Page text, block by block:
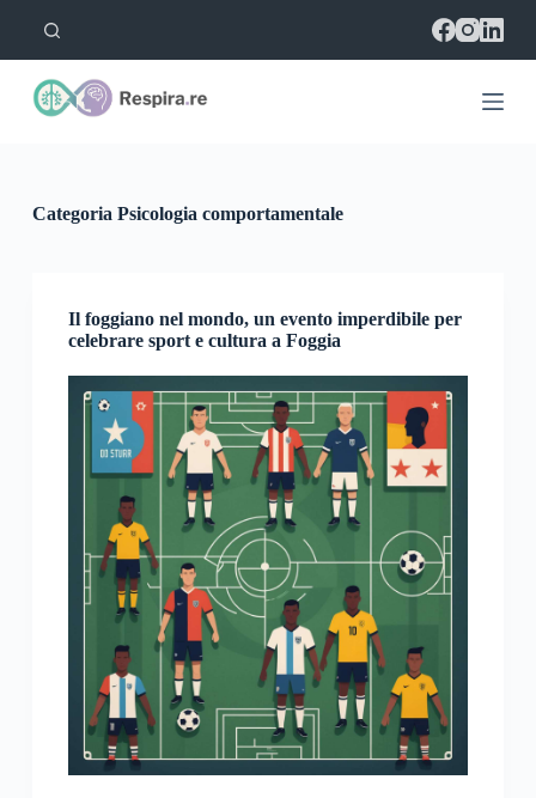
l
nCategoria Psicologia comportamentale
Il foggiano nel mondo, un evento imperdibile per
celebrare sport e cultura a Foggia